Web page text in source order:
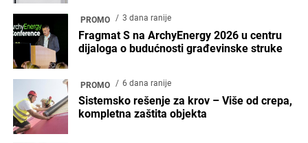
PROMO 3 dana ranije
Fragmat S na ArchyEnergy 2026 u centru
dijaloga o budućnosti građevinske struke
PROMO 6 dana ranije
Sistemsko rešenje za krov – Više od crepa,
kompletna zaštita objekta